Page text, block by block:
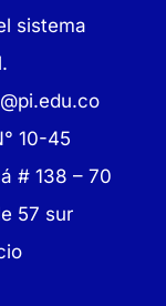
sistema
10-45
# 138 – 70
57 sur